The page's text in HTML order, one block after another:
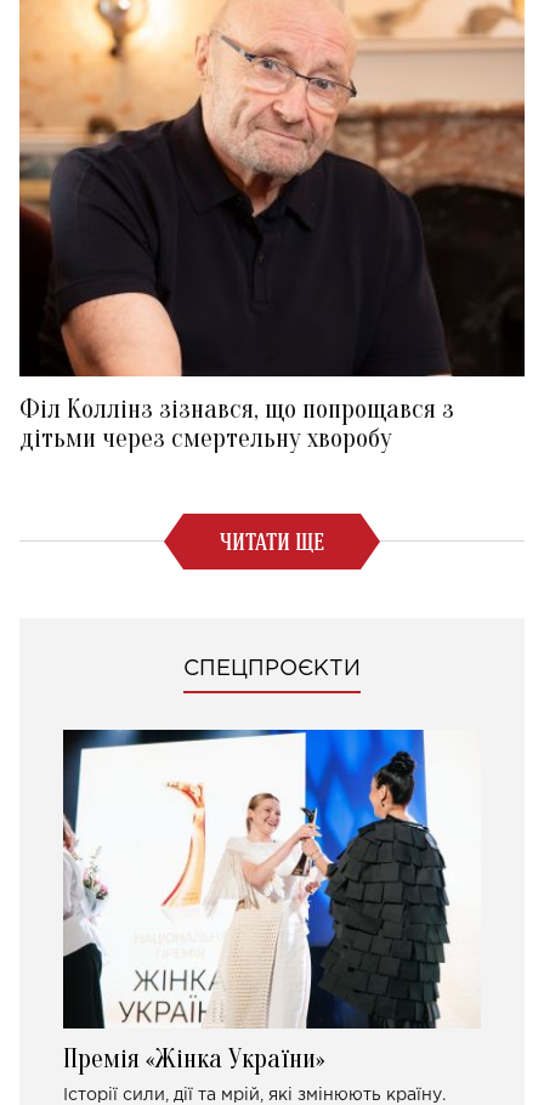
Філ Коллінз зізнався, що попрощався з
дітьми через смертельну хворобу
ЧИТАТИ ЩЕ
СПЕЦПРОЄКТИ
Премія «Жінка України»
Історії сили, дії та мрій, які змінюють країну.